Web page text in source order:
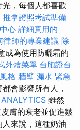
，每個人都喜歡
推拿證照考試準備
心 詳細實用的
律師的專業建議 除
成為使用防曬霜的
外燴菜單 台胞證台
格 牆壁 漏水 緊急
會影響所有人，
ANALYTICS 雖然
膚的衰老並促進皺
來說，這種奶油